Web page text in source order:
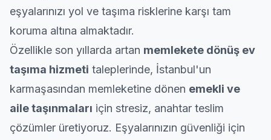
eşyalarınızı yol ve taşıma risklerine karşı tam
koruma altına almaktadır.
Özellikle son yıllarda artan memlekete dönüş ev
taşıma hizmeti taleplerinde, İstanbul'un
karmaşasından memleketine dönen emekli ve
aile taşınmaları için stresiz, anahtar teslim
çözümler üretiyoruz. Eşyalarınızın güvenliği için